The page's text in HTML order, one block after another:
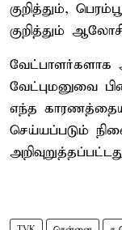
குறித்தும்,
குறித்தும்
வேட்பாளர்களாக
வேட்புமனுவை
எந்த
செய்யப்படும்